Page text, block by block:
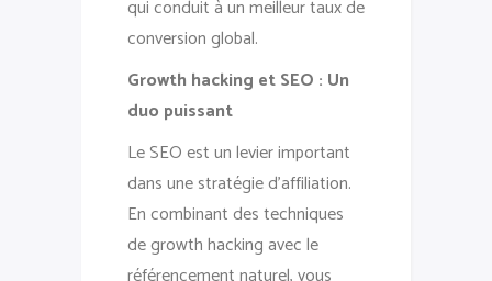
qui conduit à un meilleur taux de
conversion global.
Growth hacking et SEO : Un
duo puissant
Le SEO est un levier important
dans une stratégie d’affiliation.
En combinant des techniques
de growth hacking avec le